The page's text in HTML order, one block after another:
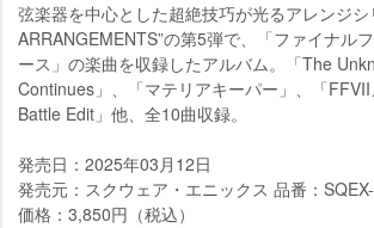
弦楽器を中心とした超絶技巧が光るアレンジシ
ARRANGEMENTS”の第5弾で、「ファイナル
ース」の楽曲を収録したアルバム。「The
Continues」、「マテリアキーパー」、「
Battle Edit」他、全10曲収録。
発売日：2025年03月12日
発売元：スクウェア・エニックス 品番：
価格：3,850円（税込）